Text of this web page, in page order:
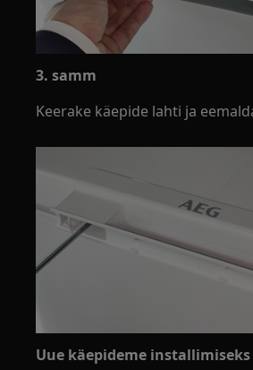
3. samm
Keerake käepide lahti ja
Uue käepideme